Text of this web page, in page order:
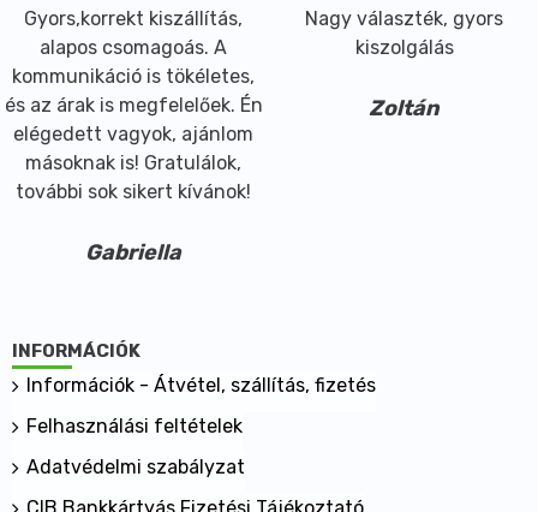
Gyors,korrekt kiszállítás,
alapos csomagoás. A
kommunikáció is tökéletes,
és az árak is megfelelőek. Én
elégedett vagyok, ajánlom
másoknak is! Gratulálok,
további sok sikert kívánok!
Gabriella
Nagy választék, gyors
kiszolgálás
Zoltán
INFORMÁCIÓK
Információk - Átvétel, szállítás, fizetés
Felhasználási feltételek
Adatvédelmi szabályzat